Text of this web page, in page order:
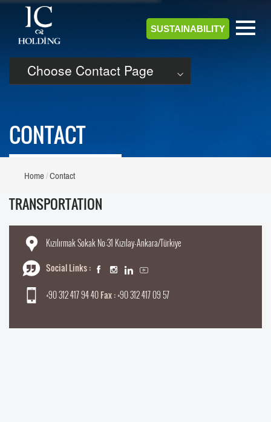
SUSTAINABILITY
CONTACT
Home Contact
Choose Contact Page
TRANSPORTATION
Kızılırmak Sokak No:31 Kızılay-Ankara/Türkiye
Social Links :
+90 312 417 94 40Fax :+90 312 417 09 57